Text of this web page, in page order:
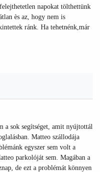
napokat tölthettünk
ès az, hogy nem is
ránk. Ha tehetnénk,már
a sok segítséget, amit nyújtottál
Matteo szállodája
egyszer sem volt a
parkolóját sem. Magában a
de ezt a problémát könnyen